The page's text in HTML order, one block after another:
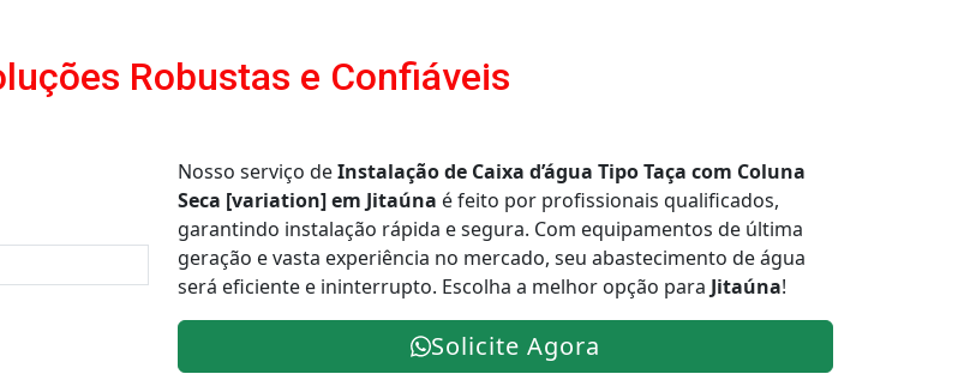
Robustas e Confiáveis
Nosso serviço deInstalação de Caixa d’água Tipo Taça com Coluna
Seca [variation] em Jitaúna é feito por profissionais qualificados,
garantindo instalação rápida e segura. Com equipamentos de última
geração e vasta experiência no mercado, seu abastecimento de água
será eficiente e ininterrupto. Escolha a melhor opção para Jitaúna!
Solicite Agora